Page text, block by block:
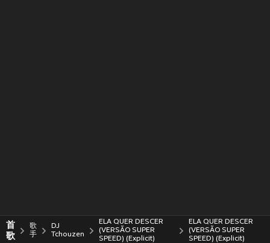
首
歌
歌
手
DJ
Tchouzen
ELA QUER DESCER
(VERSÃO SUPER
SPEED) (Explicit)
ELA QUER DESCER
(VERSÃO SUPER
SPEED) (Explicit)